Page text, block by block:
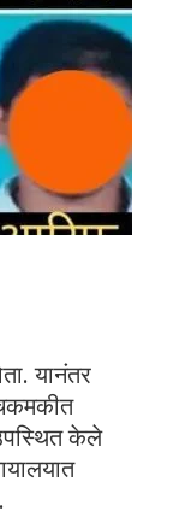
यानंतर
केले